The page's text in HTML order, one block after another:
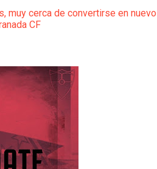
muy cerca de convertirse en nuevo
CF